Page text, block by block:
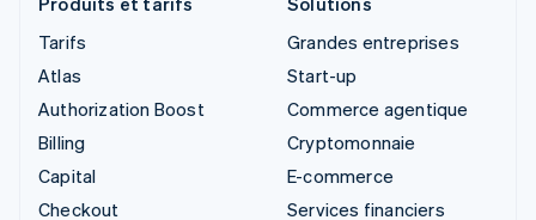
Tarifs
Atlas
Authorization Boost
Billing
Capital
Checkout
Grandes entreprises
Start-up
Commerce agentique
Cryptomonnaie
E-commerce
Services financiers